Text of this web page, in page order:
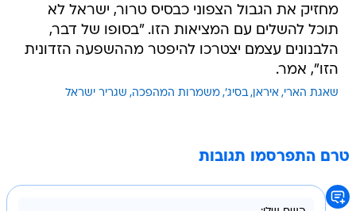
מחזיק את הגבול הצפוני כבסיס טרור, ישראל לא
תוכל להשלים עם המציאות הזו. "בסופו של דבר,
הלבנונים עצמם יצטרכו להיפטר מההשפעה הזדונית
הזו", אמר.
שאגת הארי איראן בסיג' משמרות המהפכה שגריר ישראל
טרם התפרסמו תגובות